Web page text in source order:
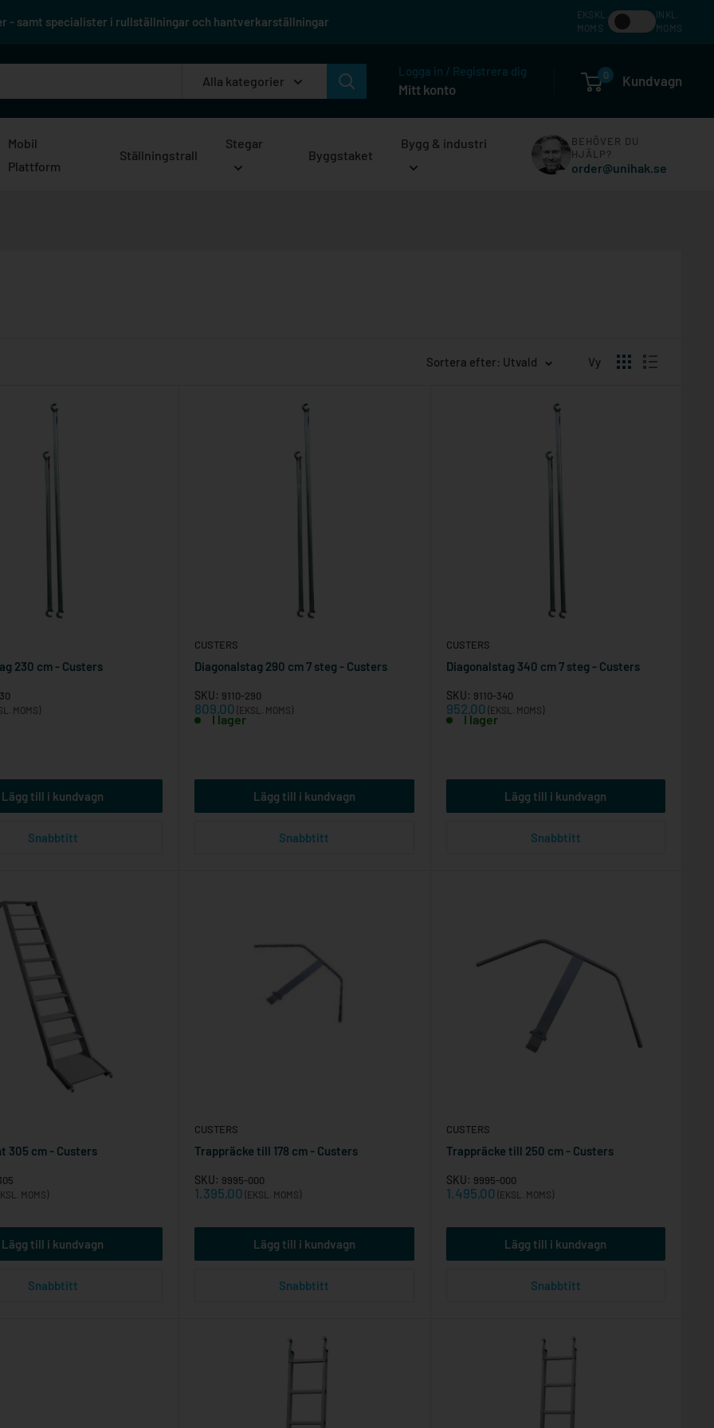
- samt specialister i rullställningar och hantverkarställningar
EKSKL.
MOMS
INKL.
MOMS
Alla kategorier
Logga in / Registrera dig
Mitt konto
0 Kundvagn
Mobil
Plattform
Ställningstrall
Stegar
Byggstaket
Bygg & industri
BEHÖVER DU
HJÄLP?
order@unihak.se
Sortera efter: Utvald Vy
230 cm - Custers
MOMS)
Lägg till i kundvagn
Snabbtitt
CUSTERS
Diagonalstag 290 cm 7 steg - Custers
SKU: 9110-290
Reapris
809,00 (EKSL. MOMS)
I lager
Lägg till i kundvagn
Snabbtitt
CUSTERS
Diagonalstag 340 cm 7 steg - Custers
SKU: 9110-340
Reapris
952,00 (EKSL. MOMS)
I lager
Lägg till i kundvagn
Snabbtitt
305 cm - Custers
MOMS)
Lägg till i kundvagn
Snabbtitt
CUSTERS
Trappräcke till 178 cm - Custers
SKU: 9995-000
Reapris
1.395,00 (EKSL. MOMS)
Lägg till i kundvagn
Snabbtitt
CUSTERS
Trappräcke till 250 cm - Custers
SKU: 9995-000
Reapris
1.495,00 (EKSL. MOMS)
Lägg till i kundvagn
Snabbtitt